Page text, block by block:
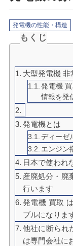
発電機の性能・構造
もくじ
大型発電機
発電機
情報を発
発電機とは
ディーゼ
エンジン
日本で使われ
産廃処分・廃
行います
発電機 買取
ブルになりま
他社に断られ
は専門会社に